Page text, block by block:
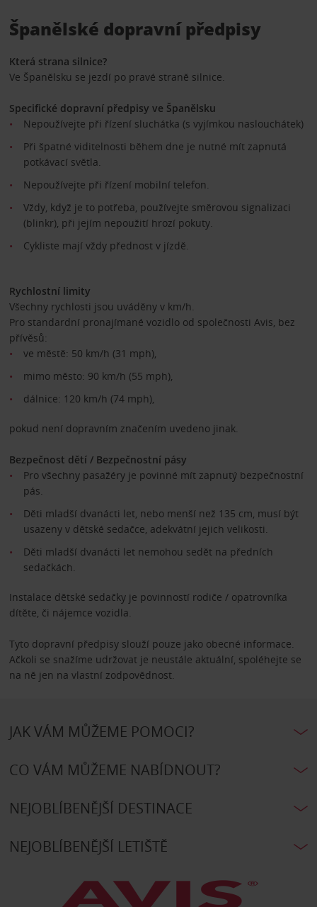
Španělské dopravní předpisy
Která strana silnice?
Ve Španělsku se jezdí po pravé straně silnice.
Specifické dopravní předpisy ve Španělsku
Nepoužívejte při řízení sluchátka (s vyjímkou naslouchátek)
Při špatné viditelnosti během dne je nutné mít zapnutá
potkávací světla.
Nepoužívejte při řízení mobilní telefon.
Vždy, když je to potřeba, používejte směrovou signalizaci
(blinkr), při jejím nepoužití hrozí pokuty.
Cykliste mají vždy přednost v jízdě.
Rychlostní limity
Všechny rychlosti jsou uváděny v km/h.
Pro standardní pronajímané vozidlo od společnosti Avis, bez
přívěsů:
ve městě: 50 km/h (31 mph),
mimo město: 90 km/h (55 mph),
dálnice: 120 km/h (74 mph),
pokud není dopravním značením uvedeno jinak.
Bezpečnost dětí / Bezpečnostní pásy
Pro všechny pasažéry je povinné mít zapnutý bezpečnostní
pás.
Děti mladší dvanácti let, nebo menší než 135 cm, musí být
usazeny v dětské sedačce, adekvátní jejich velikosti.
Děti mladší dvanácti let nemohou sedět na předních
sedačkách.
Instalace dětské sedačky je povinností rodiče / opatrovníka
dítěte, či nájemce vozidla.
Tyto dopravní předpisy slouží pouze jako obecné informace.
Ačkoli se snažíme udržovat je neustále aktuální, spoléhejte se
na ně jen na vlastní zodpovědnost.
JAK VÁM MŮŽEME POMOCI?
CO VÁM MŮŽEME NABÍDNOUT?
NEJOBLÍBENĚJŠÍ DESTINACE
NEJOBLÍBENĚJŠÍ LETIŠTĚ